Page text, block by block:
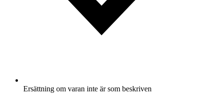
Ersättning om varan inte är som beskriven